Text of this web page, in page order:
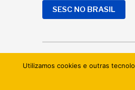
SESC NO BRASIL
Utilizamos cookies e outras